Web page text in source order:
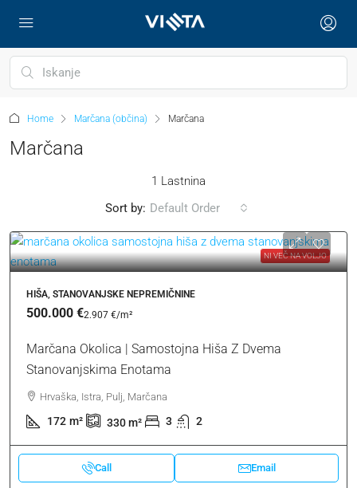
Home Marčana (občina) Marčana
Marčana
1 Lastnina
Sort by: Default Order
NI VEČ NA VOLJO
HIŠA, STANOVANJSKE NEPREMIČNINE
500.000 €2.907 €/m²
Marčana Okolica | Samostojna Hiša Z Dvema
Stanovanjskima Enotama
Hrvaška, Istra, Pulj, Marčana
172 m² 330m² 3 2
Call Email